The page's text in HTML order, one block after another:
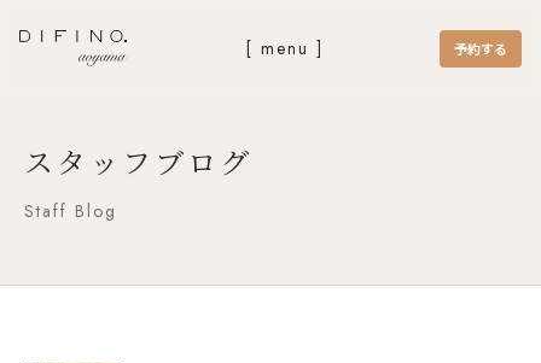
[ menu ] 予約する
スタッフブログ
Staff Blog